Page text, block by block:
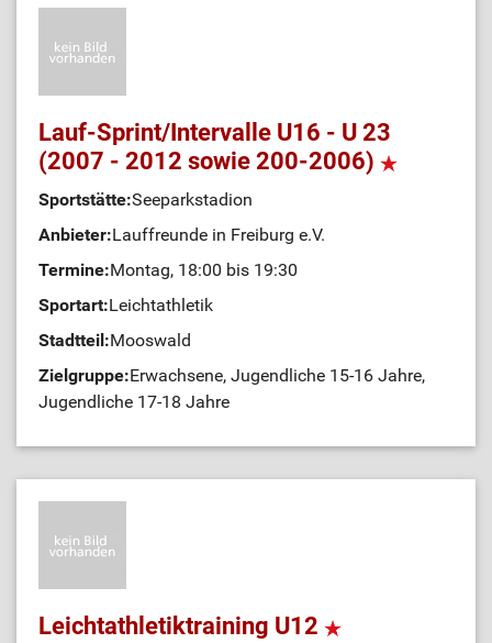
Lauf-Sprint/Intervalle U16 - U 23
(2007 - 2012 sowie 200-2006)
Sportstätte:Seeparkstadion
Anbieter:Lauffreunde in Freiburg e.V.
Termine:Montag, 18:00 bis 19:30
Sportart:Leichtathletik
Stadtteil:Mooswald
Zielgruppe:Erwachsene, Jugendliche 15-16 Jahre,
Jugendliche 17-18 Jahre
Leichtathletiktraining U12